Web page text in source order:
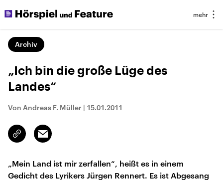
Archiv
„Ich bin die große Lüge des
Landes“
Von Andreas F. Müller | 15.01.2011
Link
kopieren/teilen
Email
„Mein Land ist mir zerfallen“, heißt es in einem
Gedicht des Lyrikers Jürgen Rennert. Es ist Abgesang